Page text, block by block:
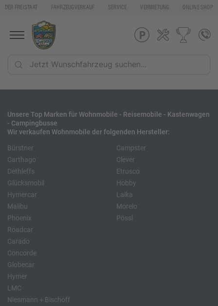
DER FREISTAAT FAHRZEUGVERKAUF SERVICE VERMIETUNG ONLINE SHOP
Unsere Top Marken für Wohnmobile - Reisemobile - Kastenwagen
- Campingbusse
Wir verkaufen Wohnmobile der folgenden Hersteller:
Bürstner
Carthago
Dethleffs
Glücksmobil
Hymercar
Malibu
Phoenix
Roadcar
Campster
Clever
Etrusco
Hobby
Laika
Morelo
Pössl
Carado
Concorde
Globecar
Hymer
LMC
Niesmann + Bischoff